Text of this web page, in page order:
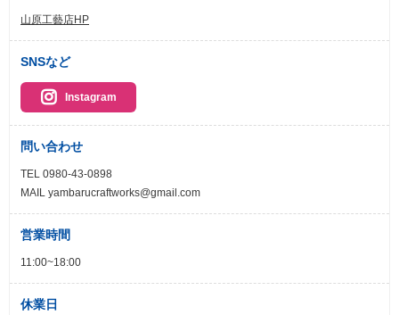
山原工藝店HP
SNSなど
Instagram
問い合わせ
TEL 0980-43-0898
MAIL yambarucraftworks@gmail.com
営業時間
11:00~18:00
休業日